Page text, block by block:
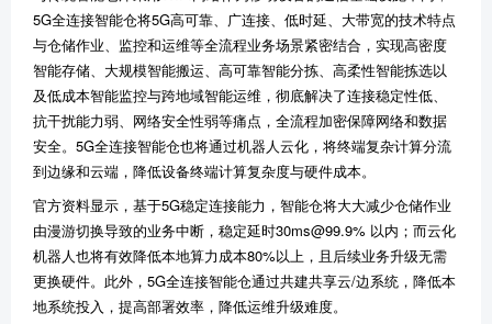
5G全连接智能仓将5G高可靠、广连接、低时延、大带宽的技术特点
与仓储作业、监控和运维等全流程业务场景紧密结合，实现高密度
智能存储、大规模智能搬运、高可靠智能分拣、高柔性智能拣选以
及低成本智能监控与跨地域智能运维，彻底解决了连接稳定性低、
抗干扰能力弱、网络安全性弱等痛点，全流程加密保障网络和数据
安全。5G全连接智能仓也将通过机器人云化，将终端复杂计算分流
到边缘和云端，降低设备终端计算复杂度与硬件成本。
官方资料显示，基于5G稳定连接能力，智能仓将大大减少仓储作业
由漫游切换导致的业务中断，稳定延时30ms@99.9% 以内；而云化
机器人也将有效降低本地算力成本80%以上，且后续业务升级无需
更换硬件。此外，5G全连接智能仓通过共建共享云/边系统，降低本
地系统投入，提高部署效率，降低运维升级难度。